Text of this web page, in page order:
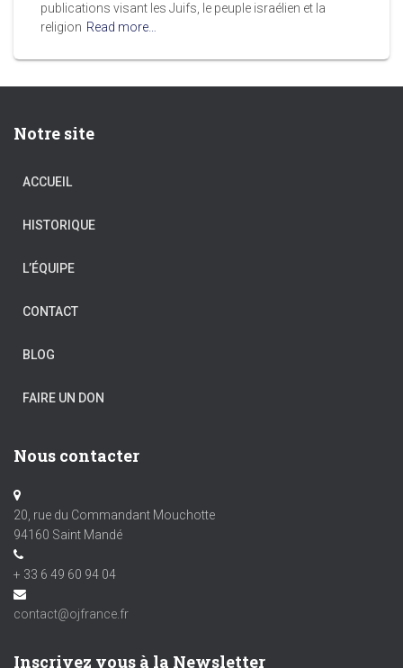
publications visant les Juifs, le peuple israélien et la
religion Read more…
Notre site
ACCUEIL
HISTORIQUE
L’ÉQUIPE
CONTACT
BLOG
FAIRE UN DON
Nous contacter
20, rue du Commandant Mouchotte
94160 Saint Mandé
+ 33 6 49 60 94 04
contact@ojfrance.fr
Inscrivez vous à la Newsletter